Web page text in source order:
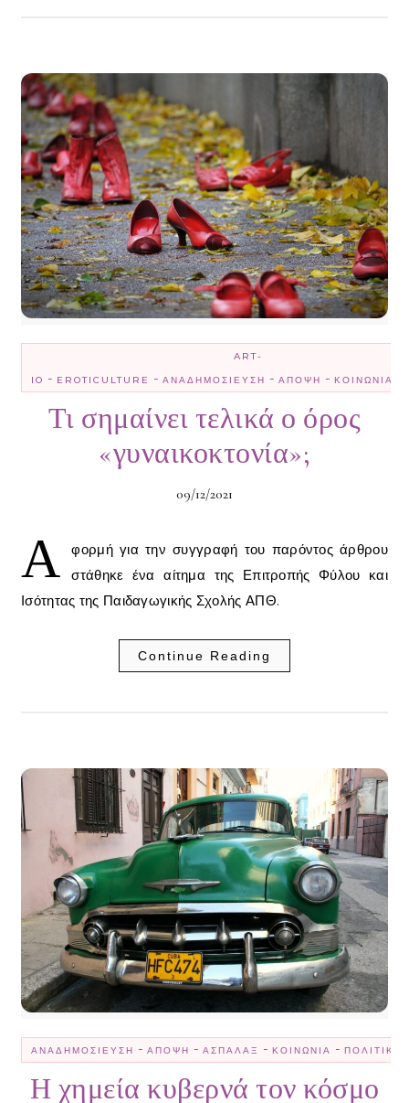
ART-
IO - EROTICULTURE - ΑΝΑΔΗΜΟΣΊΕΥΣΗ - ΆΠΟΨΗ - ΚΟΙΝΩΝΊΑ
Τι σημαίνει τελικά ο όρος
«γυναικοκτονία»;
09/12/2021
Α
φορμή για την συγγραφή του παρόντος άρθρου
στάθηκε ένα αίτημα της Επιτροπής Φύλου και
Ισότητας της Παιδαγωγικής Σχολής ΑΠΘ.
Continue Reading
ΑΝΑΔΗΜΟΣΊΕΥΣΗ - ΆΠΟΨΗ - ΑΣΠΆΛΑΞ - ΚΟΙΝΩΝΊΑ - ΠΟΛΙΤΙΚΉ
Η χημεία κυβερνά τον κόσμο